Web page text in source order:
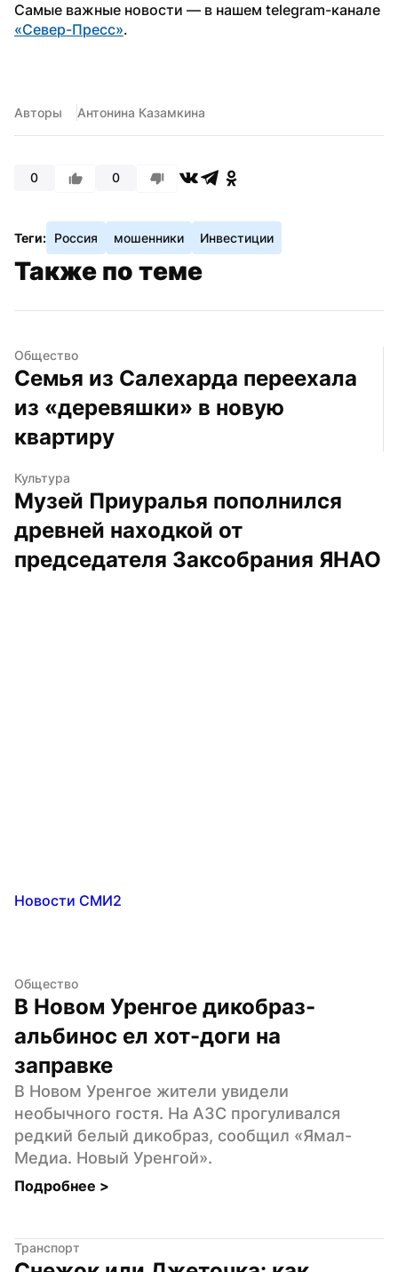
«Север-Пресс».
Авторы Антонина Казамкина
0 0
Теги: Россия мошенники Инвестиции
Также по теме
Общество
Семья из Салехарда переехала
из «деревяшки» в новую
квартиру
Культура
Музей Приуралья пополнился
древней находкой от
председателя Заксобрания ЯНАО
Новости СМИ2
Общество
В Новом Уренгое дикобраз-
альбинос ел хот-доги на
заправке
В Новом Уренгое жители увидели
необычного гостя. На АЗС прогуливался
редкий белый дикобраз, сообщил «Ямал-
Медиа. Новый Уренгой».
Подробнее >
Транспорт